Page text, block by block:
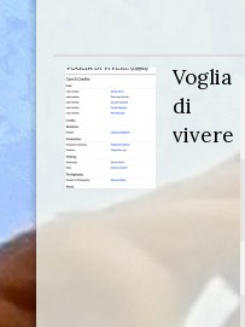
Voglia
di
vivere